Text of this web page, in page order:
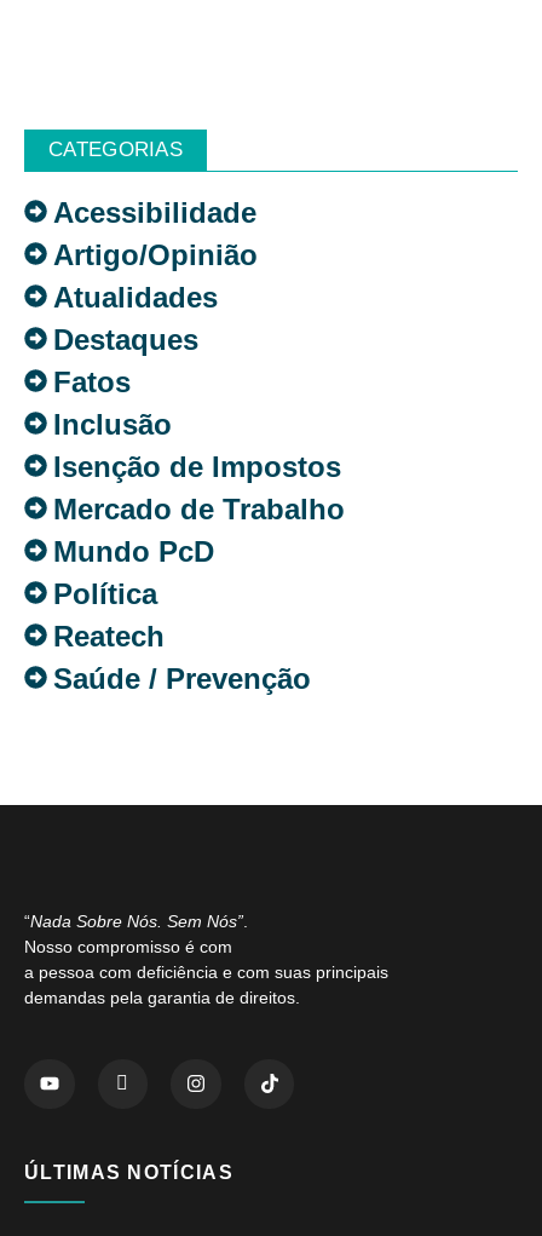
CATEGORIAS
Acessibilidade
Artigo/Opinião
Atualidades
Destaques
Fatos
Inclusão
Isenção de Impostos
Mercado de Trabalho
Mundo PcD
Política
Reatech
Saúde / Prevenção
“Nada Sobre Nós. Sem Nós”
Nosso compromisso é com
a pessoa com deficiência e com suas principais
demandas pela garantia de direitos.
ÚLTIMAS NOTÍCIAS